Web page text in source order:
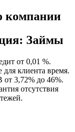
компании
Займы
от 0,01 %.
для клиента время.
3,72% до 46%.
отсутствия